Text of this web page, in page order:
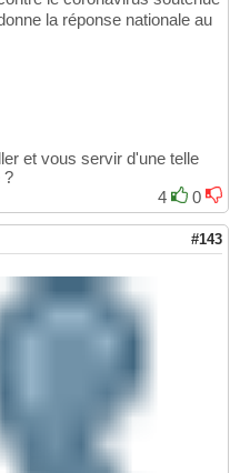
la réponse nationale au
et vous servir d'une telle
?
4
0
#143